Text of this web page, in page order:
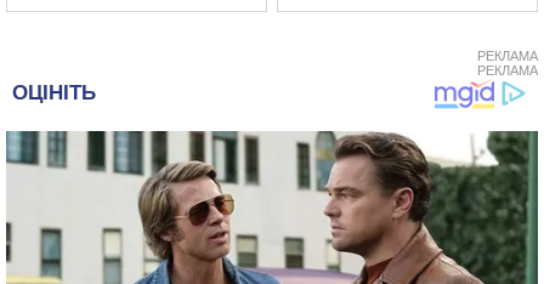
РЕКЛАМА
РЕКЛАМА